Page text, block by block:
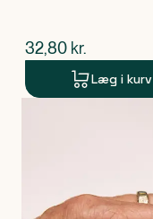
$nuværende pris
32,80 kr.
Læg i kurv